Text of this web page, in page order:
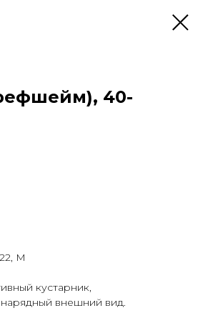
40-
М
кустарник,
внешний вид.